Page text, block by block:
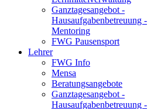
Ganztagesangebot -
Hausaufgabenbetreuung -
Mentoring
FWG Pausensport
Lehrer
FWG Info
Mensa
Beratungsangebote
Ganztagesangebot -
Hausaufgabenbetreuung -